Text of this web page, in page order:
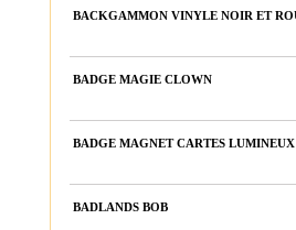
BACKGAMMON VINYLE NOIR ET
BADGE MAGIE CLOWN
BADGE MAGNET CARTES LUMINEUX
BADLANDS BOB